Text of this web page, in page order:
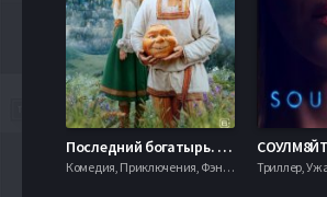
Последний богатырь. Колобок (2026)
Комедия, Приключения, Фэнтези, Триллер,